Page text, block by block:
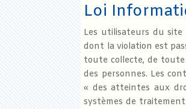
Loi
Les utilisateurs du site
dont la violation est
toute collecte, de
des personnes. Les
« des atteintes aux
systèmes de